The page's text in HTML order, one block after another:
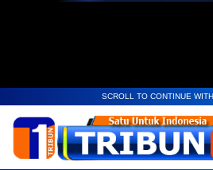
SCROLL TO CONTINUE